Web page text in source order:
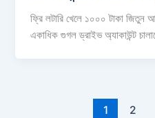
ফ্রি লটারি খেলে ১০০০ টাকা জিতুন
একাধিক গুগল ড্রাইভ অ্যাকাউন্ট
1 2